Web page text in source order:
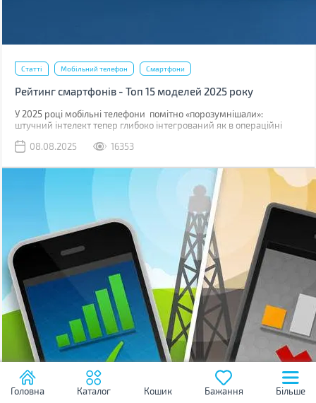
Статті Мобільний телефон Смартфони
Рейтинг смартфонів - Топ 15 моделей 2025 року
У 2025 році мобільні телефони помітно «порозумнішали»:
штучний інтелект тепер глибоко інтегрований як в операційні
08.08.2025
16353
Головна Каталог Кошик Бажання Більше